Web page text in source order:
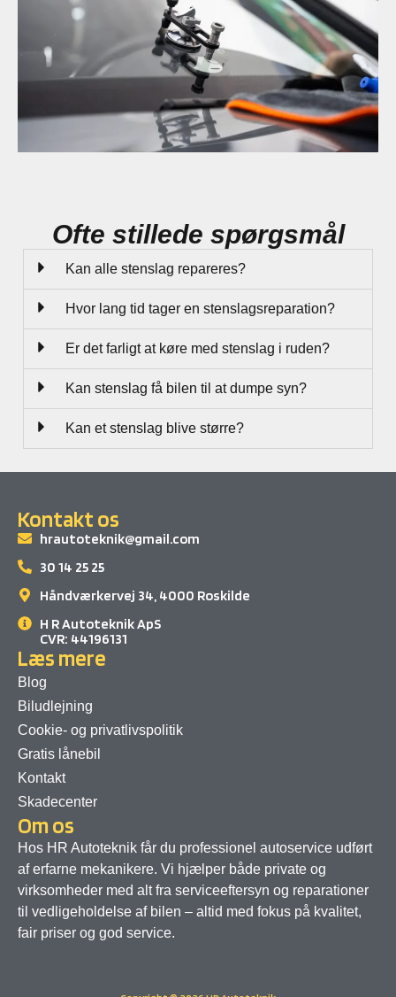
Ofte stillede spørgsmål
Kan alle stenslag repareres?
Hvor lang tid tager en stenslagsreparation?
Er det farligt at køre med stenslag i ruden?
Kan stenslag få bilen til at dumpe syn?
Kan et stenslag blive større?
Kontakt os
hrautoteknik@gmail.com
30 14 25 25
Håndværkervej 34, 4000 Roskilde
H R Autoteknik ApS
CVR: 44196131
Læs mere
Blog
Biludlejning
Cookie- og privatlivspolitik
Gratis lånebil
Kontakt
Skadecenter
Om os
Hos HR Autoteknik får du professionel autoservice udført
af erfarne mekanikere. Vi hjælper både private og
virksomheder med alt fra serviceeftersyn og reparationer
til vedligeholdelse af bilen – altid med fokus på kvalitet,
fair priser og god service.